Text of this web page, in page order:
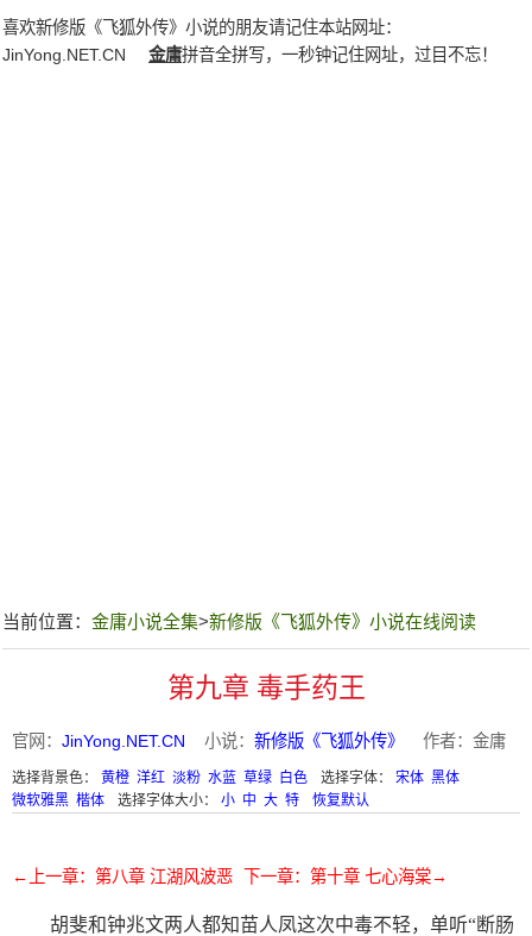
喜欢新修版《飞狐外传》小说的朋友请记住本站网址：
JinYong.NET.CN
金庸拼音全拼写，一秒钟记住网址，过目不忘！
当前位置： 金庸小说全集>新修版《飞狐外传》小说在线阅读
第九章 毒手药王
官网： JinYong.NET.CN 小说： 新修版《飞狐外传》 作者：金庸
选择背景色： 黄橙 洋红 淡粉 水蓝 草绿 白色 选择字体： 宋体 黑体
微软雅黑 楷体 选择字体大小： 小 中 大 特 恢复默认
←上一章：第八章 江湖风波恶 下一章：第十章 七心海棠→
胡斐和钟兆文两人都知苗人凤这次中毒不轻，单听“断肠